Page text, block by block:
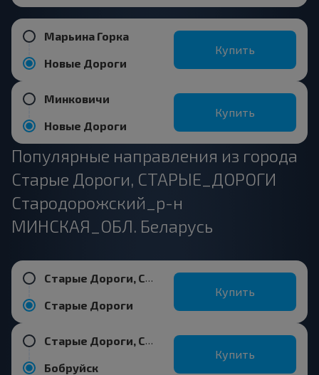
Марьина Горка
Новые Дороги
Купить
Минковичи
Новые Дороги
Купить
Популярные направления из города
Старые Дороги, СТАРЫЕ_ДОРОГИ
Стародорожский_р-н
МИНСКАЯ_ОБЛ. Беларусь
Старые Дороги, СТАРЫЕ_ДОРОГИ Стародорожский_р-н МИНСКАЯ_ОБЛ. Беларусь
Старые Дороги
Купить
Старые Дороги, СТАРЫЕ_ДОРОГИ Стародорожский_р-н МИНСКАЯ_ОБЛ. Беларусь
Бобруйск
Купить